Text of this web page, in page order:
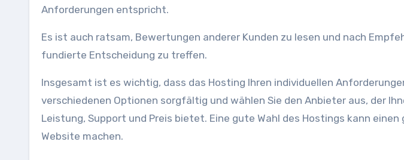
Anforderungen entspricht.
Es ist auch ratsam, Bewertungen anderer Kunden zu lesen und nach
fundierte Entscheidung zu treffen.
Insgesamt ist es wichtig, dass das Hosting Ihren individuellen
verschiedenen Optionen sorgfältig und wählen Sie den Anbieter aus, der
Leistung, Support und Preis bietet. Eine gute Wahl des Hostings kann
Website machen.